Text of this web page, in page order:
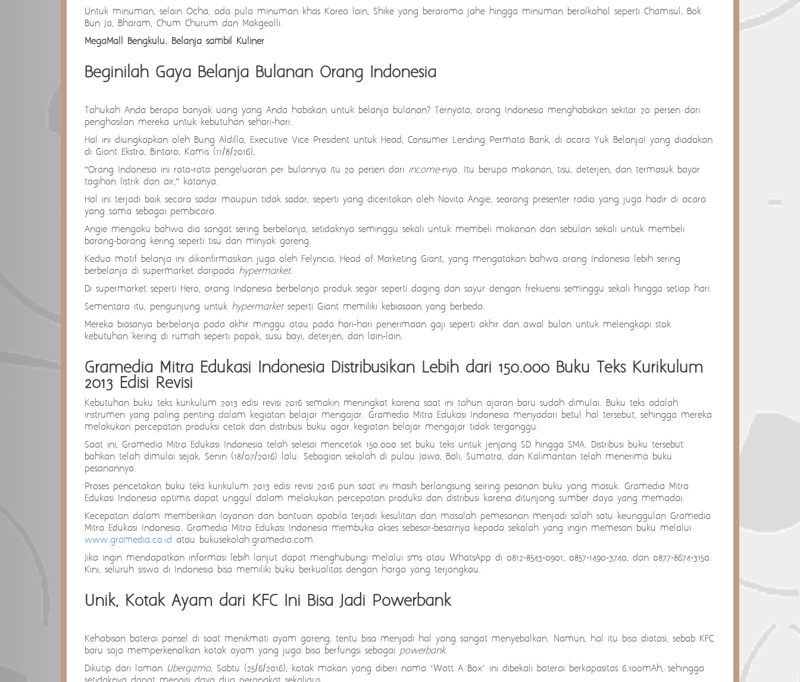
Untuk minuman, selain Ocha, ada pula minuman khas Korea lain, Shike yang beraroma jahe hingga minuman beralkohol seperti Chamisul, Bok
Bun Ja, Bharam, Chum Churum dan Makgeolli.
MegaMall Bengkulu. Belanja sambil Kuliner
Beginilah Gaya Belanja Bulanan Orang Indonesia
Tahukah Anda berapa banyak uang yang Anda habiskan untuk belanja bulanan? Ternyata, orang Indonesia menghabiskan sekitar 20 persen dari
penghasilan mereka untuk kebutuhan sehari-hari.
Hal ini diungkapkan oleh Bung Aldilla, Executive Vice President untuk Head, Consumer Lending Permata Bank, di acara Yuk Belanja! yang diadakan
di Giant Ekstra, Bintaro, Kamis (11/8/2016).
“Orang Indonesia ini rata-rata pengeluaran per bulannya itu 20 persen dari income-nya. Itu berupa makanan, tisu, deterjen, dan termasuk bayar
tagihan listrik dan air,” katanya.
Hal ini terjadi baik secara sadar maupun tidak sadar, seperti yang diceritakan oleh Novita Angie, seorang presenter radio yang juga hadir di acara
yang sama sebagai pembicara.
Angie mengaku bahwa dia sangat sering berbelanja, setidaknya seminggu sekali untuk membeli makanan dan sebulan sekali untuk membeli
barang-barang kering seperti tisu dan minyak goreng.
Kedua motif belanja ini dikonfirmasikan juga oleh Felyncia, Head of Marketing Giant, yang mengatakan bahwa orang Indonesia lebih sering
berbelanja di supermarket daripada hypermarket.
Di supermarket seperti Hero, orang Indonesia berbelanja produk segar seperti daging dan sayur dengan frekuensi seminggu sekali hingga setiap hari.
Sementara itu, pengunjung untuk hypermarketseperti Giant memiliki kebiasaan yang berbeda.
Mereka biasanya berbelanja pada akhir minggu atau pada hari-hari penerimaan gaji seperti akhir dan awal bulan untuk melengkapi stok
kebutuhan kering di rumah seperti popok, susu bayi, deterjen, dan lain-lain.
Gramedia Mitra Edukasi Indonesia Distribusikan Lebih dari 150.000 Buku Teks Kurikulum
2013 Edisi Revisi
Kebutuhan buku teks kurikulum 2013 edisi revisi 2016 semakin meningkat karena saat ini tahun ajaran baru sudah dimulai. Buku teks adalah
instrumen yang paling penting dalam kegiatan belajar mengajar. Gramedia Mitra Edukasi Indonesia menyadari betul hal tersebut, sehingga mereka
melakukan percepatan produksi cetak dan distribusi buku agar kegiatan belajar mengajar tidak terganggu.
Saat ini, Gramedia Mitra Edukasi Indonesia telah selesai mencetak 150.000 set buku teks untuk jenjang SD hingga SMA. Distribusi buku tersebut
bahkan telah dimulai sejak, Senin (18/07/2016) lalu. Sebagian sekolah di pulau Jawa, Bali, Sumatra, dan Kalimantan telah menerima buku
pesanannya.
Proses pencetakan buku teks kurikulum 2013 edisi revisi 2016 pun saat ini masih berlangsung seiring pesanan buku yang masuk. Gramedia Mitra
Edukasi Indonesia optimis dapat unggul dalam melakukan percepatan produksi dan distribusi karena ditunjang sumber daya yang memadai.
Kecepatan dalam memberikan layanan dan bantuan apabila terjadi kesulitan dan masalah pemesanan menjadi salah satu keunggulan Gramedia
Mitra Edukasi Indonesia. Gramedia Mitra Edukasi Indonesia membuka akses sebesar-besarnya kepada sekolah yang ingin memesan buku melalui
www.gramedia.co.id atau bukusekolah.gramedia.com.
Jika ingin mendapatkan informasi lebih lanjut dapat menghubungi melalui sms atau WhatsApp di 0812-8543-0901, 0857-1490-3740, dan 0877-8674-3150.
Kini, seluruh siswa di Indonesia bisa memiliki buku berkualitas dengan harga yang terjangkau.
Unik, Kotak Ayam dari KFC Ini Bisa Jadi Powerbank
Kehabisan baterai ponsel di saat menikmati ayam goreng, tentu bisa menjadi hal yang sangat menyebalkan. Namun, hal itu bisa diatasi, sebab KFC
baru saja memperkenalkan kotak ayam yang juga bisa berfungsi sebagai powerbank.
Dikutip dari laman Ubergizmo, Sabtu (25/6/2016), kotak makan yang diberi nama ‘Watt A Box’ ini dibekali baterai berkapasitas 6.100mAh, sehingga